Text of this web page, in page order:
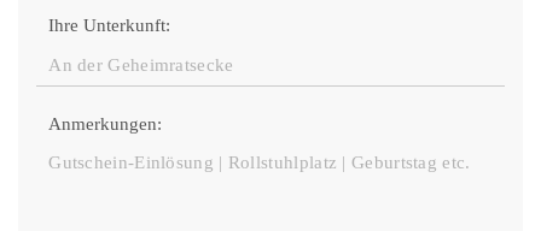
Ihre Unterkunft:
Anmerkungen: